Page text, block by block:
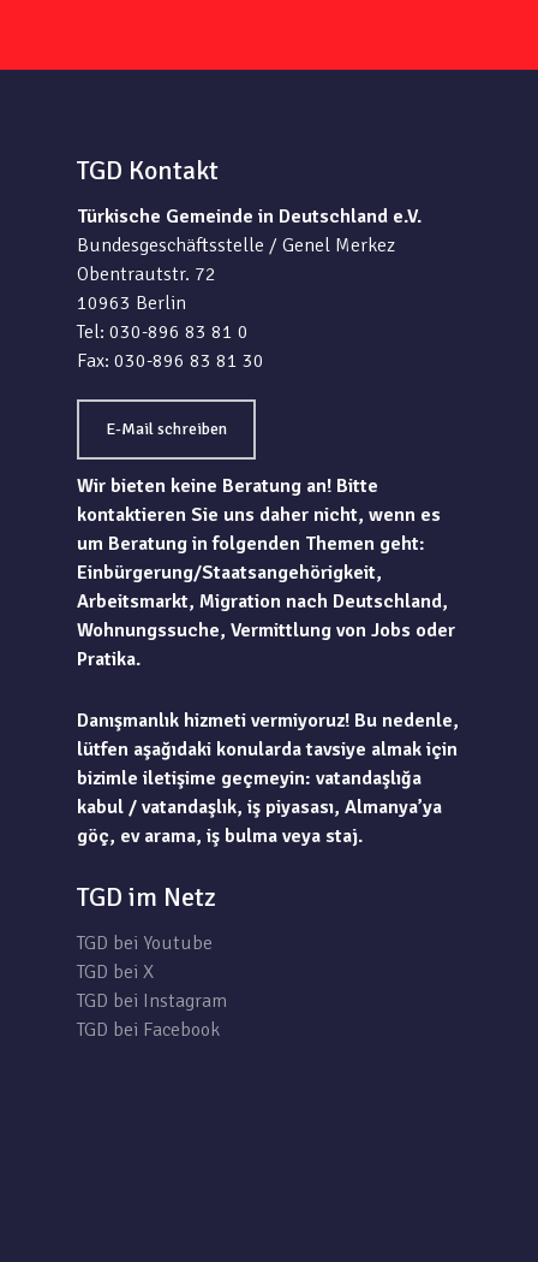
TGD Kontakt
Türkische Gemeinde in Deutschland e.V.
Bundesgeschäftsstelle / Genel Merkez
Obentrautstr. 72
10963 Berlin
Tel: 030-896 83 81 0
Fax: 030-896 83 81 30
E-Mail schreiben
Wir bieten keine Beratung an! Bitte
kontaktieren Sie uns daher nicht, wenn es
um Beratung in folgenden Themen geht:
Einbürgerung/Staatsangehörigkeit,
Arbeitsmarkt, Migration nach Deutschland,
Wohnungssuche, Vermittlung von Jobs oder
Pratika.
Danışmanlık hizmeti vermiyoruz! Bu nedenle,
lütfen aşağıdaki konularda tavsiye almak için
bizimle iletişime geçmeyin: vatandaşlığa
kabul / vatandaşlık, iş piyasası, Almanya’ya
göç, ev arama, iş bulma veya staj.
TGD im Netz
TGD bei Youtube
TGD bei X
TGD bei Instagram
TGD bei Facebook